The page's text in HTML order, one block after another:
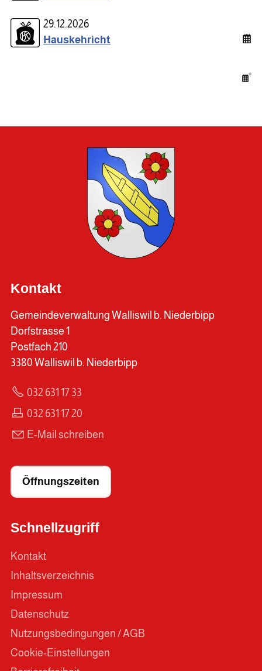
29.12.2026
Hauskehricht
Kontakt
Gemeindeverwaltung Walliswil b. Niederbipp
Dorfstrasse 1
Postfach 210
3380 Walliswil b. Niederbipp
032 631 17 33
032 631 17 20
E-Mail schreiben
Öffnungszeiten
Schnellzugriff
Kontakt
Inhaltsverzeichnis
Impressum
Datenschutz
Nutzungsbedingungen / AGB
Cookie-Einstellungen